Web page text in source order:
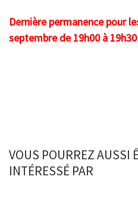
Dernière permanence pour
septembre de 19h00 à
VOUS POURREZ AUSSI
INTÉRESSÉ PAR